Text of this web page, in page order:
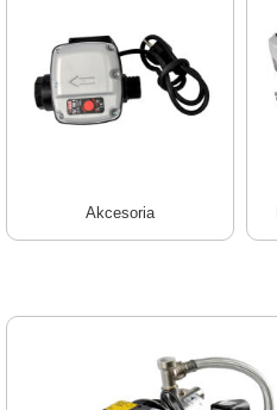
Akcesoria